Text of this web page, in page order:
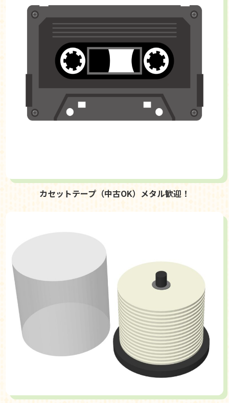
カセットテープ（中古OK）メタル歓迎！